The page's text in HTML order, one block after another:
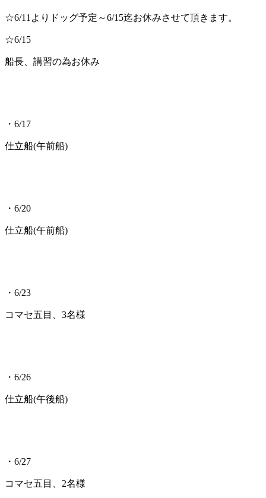
☆6/11よりドッグ予定～6/15迄お休みさせて頂きます。
☆6/15
船長、講習の為お休み
・6/17
仕立船(午前船)
・6/20
仕立船(午前船)
・6/23
コマセ五目、3名様
・6/26
仕立船(午後船)
・6/27
コマセ五目、2名様